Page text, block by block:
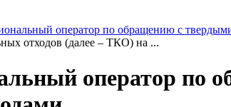
оператор по обращению с
отходов (далее – ТКО) на ...
оператор по